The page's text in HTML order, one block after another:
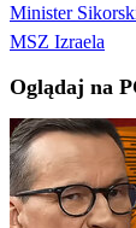
Minister
MSZ Izraela
Oglądaj na